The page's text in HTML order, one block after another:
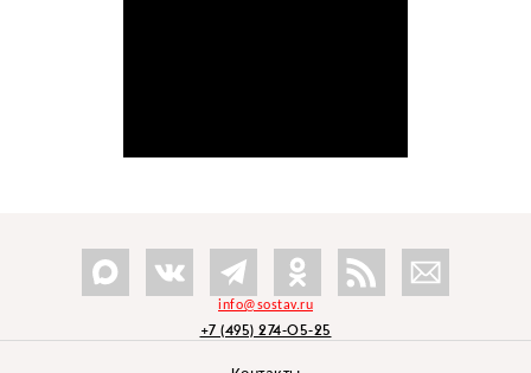
info@sostav.ru
+7 (495) 274-05-25